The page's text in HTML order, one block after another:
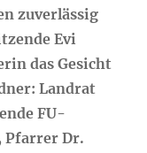
zuverlässig
Evi
das Gesicht
Landrat
FU-
Pfarrer Dr.